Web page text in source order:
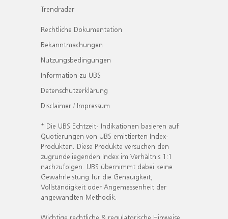
Trendradar
Rechtliche Dokumentation
Bekanntmachungen
Nutzungsbedingungen
Information zu UBS
Datenschutzerklärung
Disclaimer / Impressum
* Die UBS Echtzeit- Indikationen basieren auf
Quotierungen von UBS emittierten Index-
Produkten. Diese Produkte versuchen den
zugrundeliegenden Index im Verhältnis 1:1
nachzufolgen. UBS übernimmt dabei keine
Gewährleistung für die Genauigkeit,
Vollständigkeit oder Angemessenheit der
angewandten Methodik.